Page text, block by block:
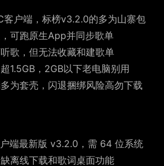
客户端，标榜v3.2.0的多为山寨包
可跑原生App并同步歌单
歌，但无法收藏和建歌单
1.5GB，2GB以下老电脑别用
为套壳，闪退捆绑风险高勿下载
端最新版 v3.2.0，需 64 位系统
离线下载和歌词桌面功能